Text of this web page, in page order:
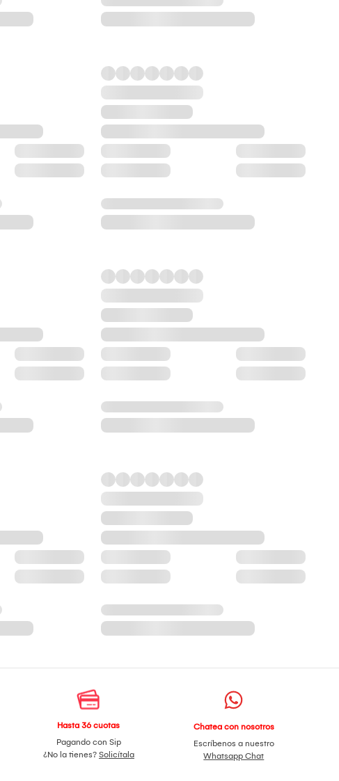
Hasta 36 cuotas
Pagando con Sip
¿No la tienes? Solicítala
Chatea con nosotros
Escríbenos a nuestro
Whatsapp Chat